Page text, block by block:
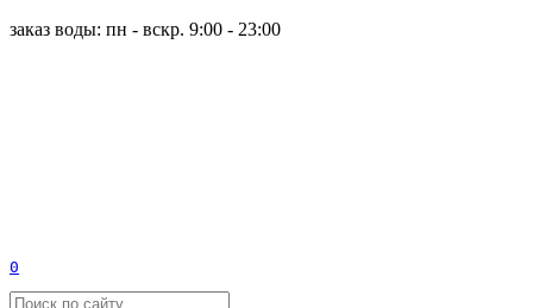
заказ воды: пн - вскр. 9:00 - 23:00
0